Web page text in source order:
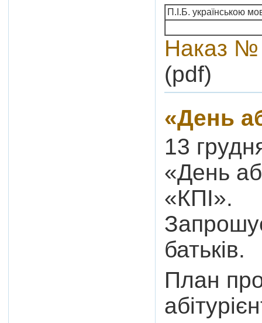
П.І.Б. українською
Наказ №
(pdf)
«День
13
«День
«КПІ».
батьків.
План